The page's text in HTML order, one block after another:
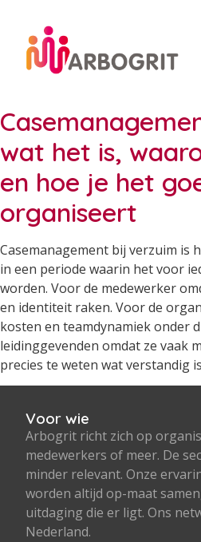
wat het is,
en hoe je het
organiseert
Casemanagement bij verzuim is
in een periode waarin het voor
worden. Voor de medewerker
en identiteit raken. Voor de
kosten en teamdynamiek onder
leidinggevenden omdat ze vaak
precies te weten wat verstandig
Voor wie
Arbogrit richt zich op
medewerkers of meer. De
minder relevant. Onze
worden altijd op-maat
uitdaging die er ligt. Ons
Nederland.